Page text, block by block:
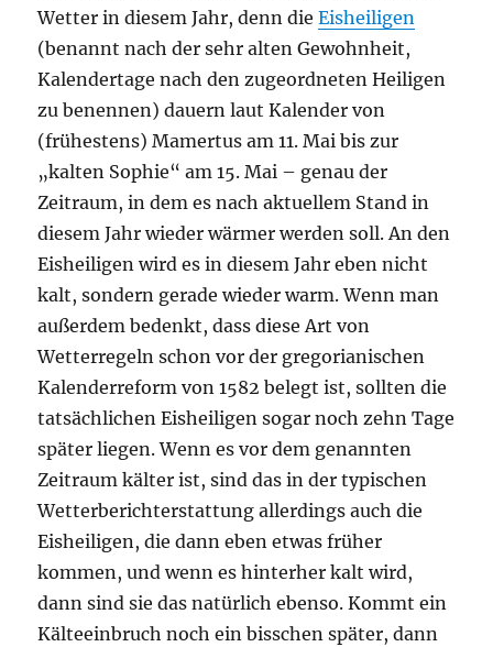
Wetter in diesem Jahr, denn dieEisheiligen
(benannt nach der sehr alten Gewohnheit,
Kalendertage nach den zugeordneten Heiligen
zu benennen) dauern laut Kalender von
(frühestens) Mamertus am 11. Mai bis zur
„kalten Sophie“ am 15. Mai – genau der
Zeitraum, in dem es nach aktuellem Stand in
diesem Jahr wieder wärmer werden soll. An den
Eisheiligen wird es in diesem Jahr eben nicht
kalt, sondern gerade wieder warm. Wenn man
außerdem bedenkt, dass diese Art von
Wetterregeln schon vor der gregorianischen
Kalenderreform von 1582 belegt ist, sollten die
tatsächlichen Eisheiligen sogar noch zehn Tage
später liegen. Wenn es vor dem genannten
Zeitraum kälter ist, sind das in der typischen
Wetterberichterstattung allerdings auch die
Eisheiligen, die dann eben etwas früher
kommen, und wenn es hinterher kalt wird,
dann sind sie das natürlich ebenso. Kommt ein
Kälteeinbruch noch ein bisschen später, dann